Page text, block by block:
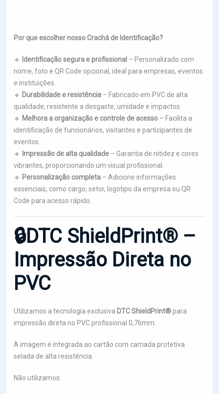
Por que escolher nosso Crachá de Identificação?
🔹 Identificação segura e profissional – Personalizado com
nome, foto e QR Code opcional, ideal para empresas, eventos
e instituições.
🔹 Durabilidade e resistência – Fabricado em PVC de alta
qualidade, resistente a desgaste, umidade e impactos.
🔹 Melhora a organização e controle de acesso – Facilita a
identificação de funcionários, visitantes e participantes de
eventos.
🔹 Impressão de alta qualidade – Garantia de nitidez e cores
vibrantes, proporcionando um visual profissional.
🔹 Personalização completa – Adicione informações
essenciais, como cargo, setor, logotipo da empresa ou QR
Code para acesso rápido.
🔒DTC ShieldPrint® –
Impressão Direta no
PVC
Utilizamos a tecnologia exclusiva DTC ShieldPrint®para
impressão direta no PVC profissional 0,76mm.
A imagem é integrada ao cartão com camada protetiva
selada de alta resistência.
Não utilizamos: